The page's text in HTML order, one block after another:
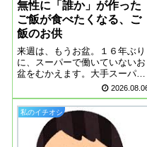
無性に「誰か」が作った
ご飯が食べたくなる、ご
飯のお供
来週は、もうお盆。１６年ぶり
に、スーパーで働いていないお
盆をむかえます。大手スーパー
を退職して、もう一年、早いも
のです。元同僚に、街中で声か
けられて、顔は知っているの
に、名前が思い出せない、そん
なことはしょっちゅうです。ど
んどん忘れていくス...
私のイチオシ